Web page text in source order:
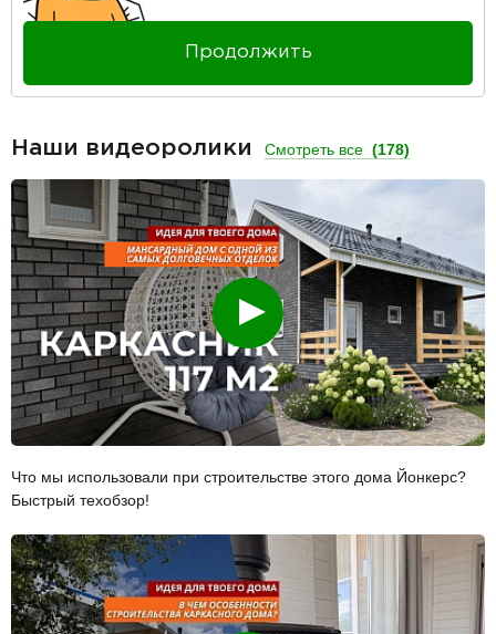
Продолжить
Наши видеоролики Смотреть все (178)
Смотреть
Что мы использовали при строительстве этого дома Йонкерс?
Быстрый техобзор!